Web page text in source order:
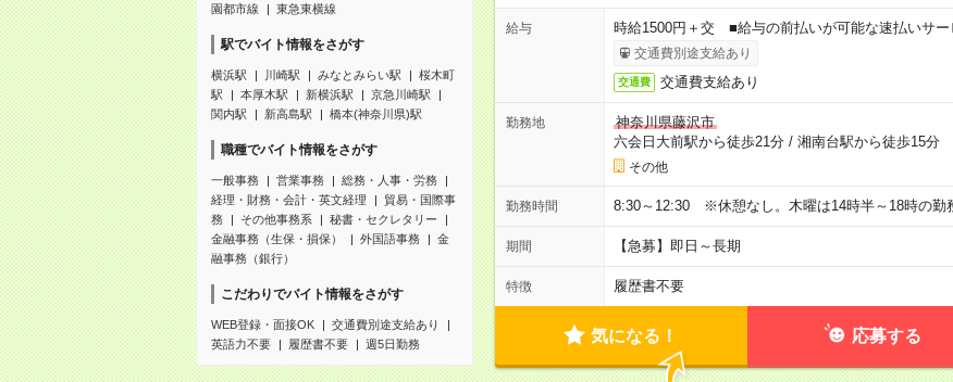
園都市線
東急東横線
駅でバイト情報をさがす
横浜駅 川崎駅 みなとみらい駅
桜木町
駅
本厚木駅 新横浜駅
京急川崎駅
関内駅
新高島駅 橋本(神奈川県)駅
職種でバイト情報をさがす
一般事務 営業事務
総務・人事・労務
経理・財務・会計・英文経理
貿易・国際事
務
その他事務系
秘書・セクレタリー
金融事務（生保・損保）
外国語事務
金
融事務（銀行）
こだわりでバイト情報をさがす
WEB登録・面接OK
交通費別途支給あり
英語力不要
履歴書不要 週5日勤務
給与 時給1500円＋交 ■給与の前払いが可能な速払いサー
交通費別途支給あり
交通費 交通費支給あり
勤務地
神奈川県藤沢市
六会日大前駅から徒歩21分/ 湘南台駅から徒歩15分
その他
勤務時間 8:30～12:30 ※休憩なし。木曜は14時半～18時の勤
期間 【急募】即日～長期
特徴 履歴書不要
気になる！ 応募する